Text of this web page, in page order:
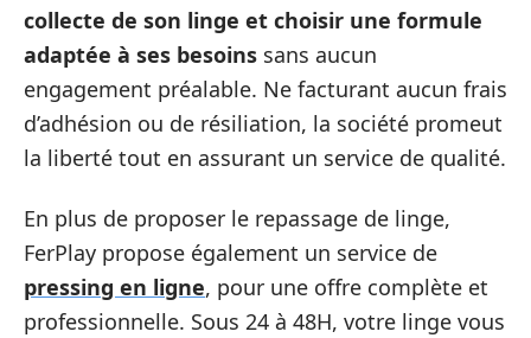
collecte de son linge et choisir une formule
adaptée à ses besoins sans aucun
engagement préalable. Ne facturant aucun frais
d’adhésion ou de résiliation, la société promeut
la liberté tout en assurant un service de qualité.
En plus de proposer le repassage de linge,
FerPlay propose également un service de
pressing en ligne, pour une offre complète et
professionnelle. Sous 24 à 48H, votre linge vous